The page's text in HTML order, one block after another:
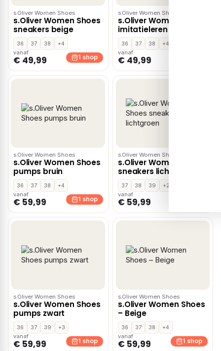
s.Oliver Women Shoes
s.Oliver Women Shoes
sneakers beige
36 37 38
+4
vanaf
€ 49,99 1 shop
s.Oliver Women Shoes
s.Oliver Women Shoes
imitatieleren sandalen
met panterprint
zwart/beige
36 37 38
+4
vanaf
€ 49,99
s.Oliver Women Shoes
s.Oliver Women Shoes
pumps bruin
36 37 38
+4
vanaf
€ 59,99 1 shop
s.Oliver Women Shoes
s.Oliver Women Shoes
sneakers lichtgroen
37 38 39
+2
vanaf
€ 59,99
s.Oliver Women Shoes
s.Oliver Women Shoes
pumps zwart
36 37 39
+3
vanaf
€ 59,99 1 shop
s.Oliver Women Shoes
s.Oliver Women Shoes
– Beige
36 37 38
+4
vanaf
€ 59,99 1 shop